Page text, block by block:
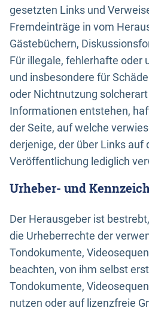
gesetzten Links und
Fremdeinträge in vom
Gästebüchern,
Für illegale, fehlerhafte oder
und insbesondere für
oder Nichtnutzung
Informationen entstehen,
der Seite, auf welche
derjenige, der über Links auf
Veröffentlichung lediglich
Urheber- und
Der Herausgeber ist
die Urheberrechte der
Tondokumente,
beachten, von ihm selbst
Tondokumente,
nutzen oder auf lizenzfreie